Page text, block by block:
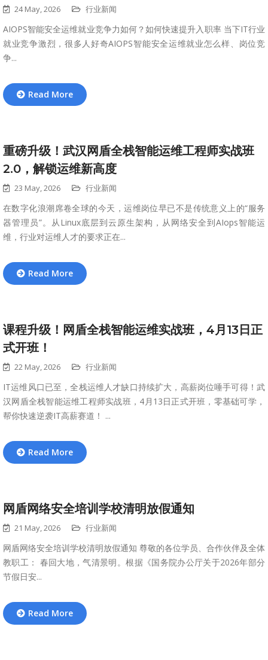
24 May, 2026 行业新闻
AIOPS智能安全运维就业竞争力如何？如何快速提升入职率 当下IT行业
就业竞争激烈，很多人好奇AIOPS智能安全运维就业怎么样、岗位竞
争...
Read More
重磅升级！武汉网盾全栈智能运维工程师实战班
2.0，解锁运维新高度
23 May, 2026 行业新闻
在数字化浪潮席卷全球的今天，运维岗位早已不是传统意义上的“服务
器管理员”。从Linux底层到云原生架构，从网络安全到AIops智能运
维，行业对运维人才的要求正在...
Read More
课程升级！网盾全栈智能运维实战班，4月13日正
式开班！
22 May, 2026 行业新闻
IT运维风口已至，全栈运维人才缺口持续扩大，高薪岗位唾手可得！武
汉网盾全栈智能运维工程师实战班，4月13日正式开班，零基础可学，
帮你快速逆袭IT高薪赛道！‍ ...
Read More
网盾网络安全培训学校清明放假通知
21 May, 2026 行业新闻
网盾网络安全培训学校清明放假通知 尊敬的各位学员、合作伙伴及全体
教职工： 春回大地，气清景明。根据《国务院办公厅关于2026年部分
节假日安...
Read More